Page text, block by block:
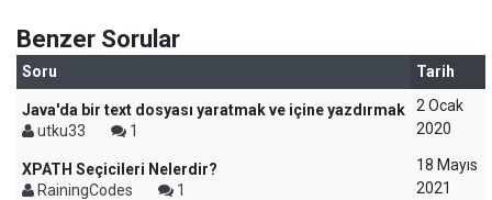
Benzer Sorular
Soru Tarih
Java'da bir text dosyası yaratmak ve içine yazdırmak
utku33
1
2 Ocak
2020
XPATH Seçicileri Nelerdir?
RainingCodes
1
18 Mayıs
2021